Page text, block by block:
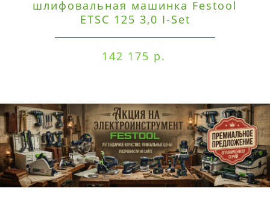
шлифовальная машинка Festool
ETSC 125 3,0 I-Set
142 175 р.